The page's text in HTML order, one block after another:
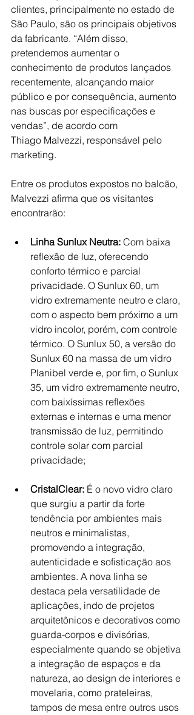
clientes, principalmente no estado de
São Paulo, são os principais objetivos
da fabricante. “Além disso,
pretendemos aumentar o
conhecimento de produtos lançados
recentemente, alcançando maior
público e por consequência, aumento
nas buscas por especificações e
vendas”, de acordo com
Thiago Malvezzi, responsável pelo
marketing.
Entre os produtos expostos no balcão,
Malvezzi afirma que os visitantes
encontrarão:
Linha Sunlux Neutra: Com baixa
reflexão de luz, oferecendo
conforto térmico e parcial
privacidade. O Sunlux 60, um
vidro extremamente neutro e claro,
com o aspecto bem próximo a um
vidro incolor, porém, com controle
térmico. O Sunlux 50, a versão do
Sunlux 60 na massa de um vidro
Planibel verde e, por fim, o Sunlux
35, um vidro extremamente neutro,
com baixíssimas reflexões
externas e internas e uma menor
transmissão de luz, permitindo
controle solar com parcial
privacidade;
CristalClear: É o novo vidro claro
que surgiu a partir da forte
tendência por ambientes mais
neutros e minimalistas,
promovendo a integração,
autenticidade e sofisticação aos
ambientes. A nova linha se
destaca pela versatilidade de
aplicações, indo de projetos
arquitetônicos e decorativos como
guarda-corpos e divisórias,
especialmente quando se objetiva
a integração de espaços e da
natureza, ao design de interiores e
movelaria, como prateleiras,
tampos de mesa entre outros usos